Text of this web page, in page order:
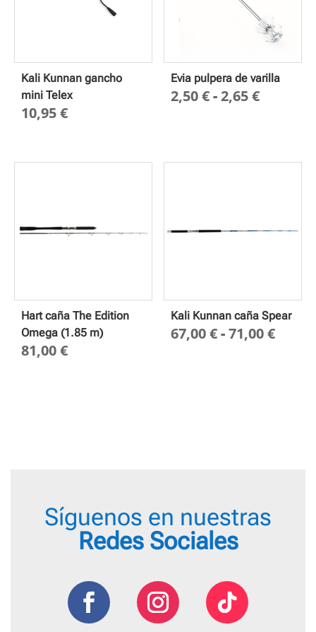
Kali Kunnan gancho
mini Telex
10,95€
Evia pulpera de varilla
2,50€-2,65€Rango
2,50 €
Hart caña The Edition
Omega (1.85 m)
81,00€
Kali Kunnan caña Spear
67,00€-71,00€
Síguenos en nuestras
Redes Sociales